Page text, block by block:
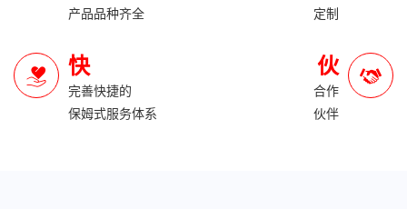
产品品种齐全
定制
快
完善快捷的
保姆式服务体系
伙
合作
伙伴